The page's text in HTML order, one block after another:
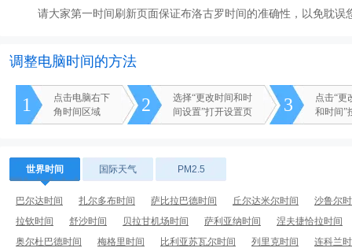
请大家第一时间刷新页面保证布洛古罗时间的准确性，以免耽误
调整电脑时间的方法
1
点击电脑右下
角时间区域
2
选择“更改时间和时
间设置”打开设置页
3
点击“更
和时间”
世界时间 国际天气 PM2.5
巴尔达时间 扎尔多布时间 萨比拉巴德时间 丘尔达米尔时间
沙鲁尔
拉钦时间
舒沙时间 贝拉甘机场时间 萨利亚纳时间
涅夫捷恰拉时间
奥尔杜巴德时间
梅格里时间 比利亚苏瓦尔时间 列里克时间
连科兰